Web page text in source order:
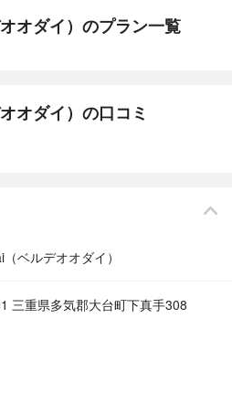
オダイ）のプラン一覧
オダイ）の口コミ
ベルデオオダイ）
三重県多気郡大台町下真手308